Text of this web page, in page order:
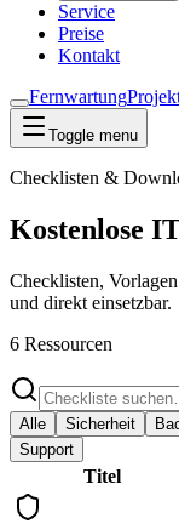
Service
Preise
Kontakt
Fernwartung
Toggle menu
Checklisten &
Kostenlose
Checklisten,
und direkt einsetzbar.
6 Ressourcen
Alle Sicherheit
Support
Titel